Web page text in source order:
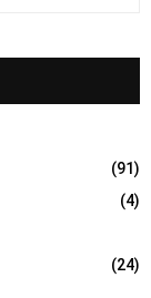
R
C
H
(91)
(4)
(24)